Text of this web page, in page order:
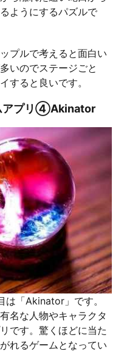
ようにするパズルで
プルで考えると面白い
いのでステージごと
すると良いです。
アプリ④Akinator
は「Akinator」です。
名な人物やキャラクタ
です。驚くほどに当た
れるゲームとなってい